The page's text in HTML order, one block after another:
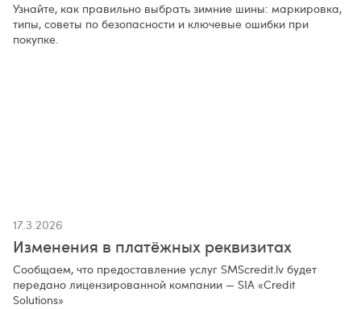
Узнайте, как правильно выбрать зимние шины: маркировка,
типы, советы по безопасности и ключевые ошибки при
покупке.
17.3.2026
Изменения в платёжных реквизитах
Сообщаем, что предоставление услуг SMScredit.lv будет
передано лицензированной компании — SIA «Credit
Solutions»